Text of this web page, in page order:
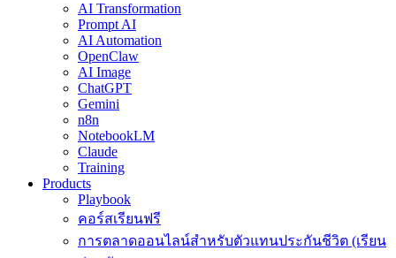
AI Transformation
Prompt AI
AI Automation
OpenClaw
AI Image
ChatGPT
Gemini
n8n
NotebookLM
Claude
Training
Products
Playbook
คอร์สเรียนฟรี
การตลาดออนไลน์สำหรับตัวแทนประกันชีวิต (เรียน